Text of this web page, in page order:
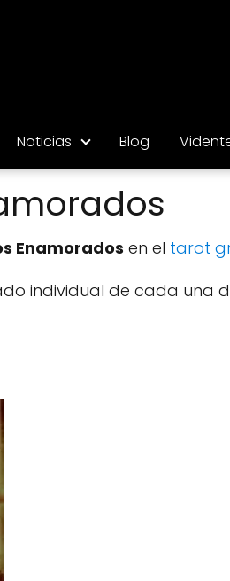
Noticias Blog
Enamorados en el tarot
individual de cada una